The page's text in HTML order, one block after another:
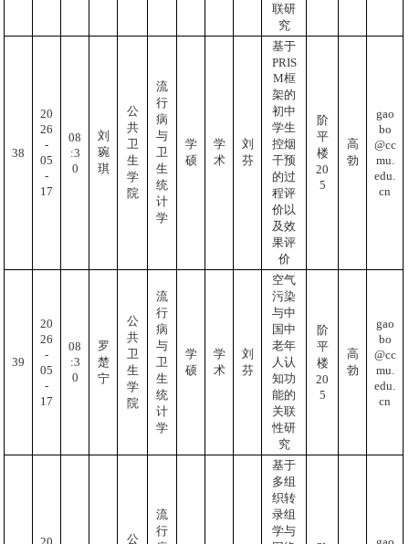
联研
究
38
20
26
-
05
-
17
08
:3
0
刘
琬
琪
公
共
卫
生
学
院
流
行
病
与
卫
生
统
计
学
学
硕
学
术
刘
芬
基于
PRIS
M框
架的
初中
学生
控烟
干预
的过
程评
价以
及效
果评
价
阶
平
楼
20
5
高
勃
gao
bo
@cc
mu.
edu.
cn
39
20
26
-
05
-
17
08
:3
0
罗
楚
宁
公
共
卫
生
学
院
流
行
病
与
卫
生
统
计
学
学
硕
学
术
刘
芬
空气
污染
与中
国中
老年
人认
知功
能的
关联
性研
究
阶
平
楼
20
5
高
勃
gao
bo
@cc
mu.
edu.
cn
公
流
行
基于
多组
织转
录组
学与